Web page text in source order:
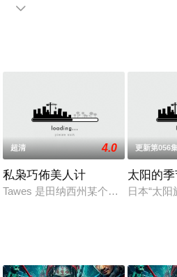
，手机免费观看高清无删减完
台了解。

述一个年轻男子着迷于一块从天
超清 4.0
私枭巧佈美人计
Tawes 是田纳西州某个被遗弃的小
更新第056
太阳的
日本“太